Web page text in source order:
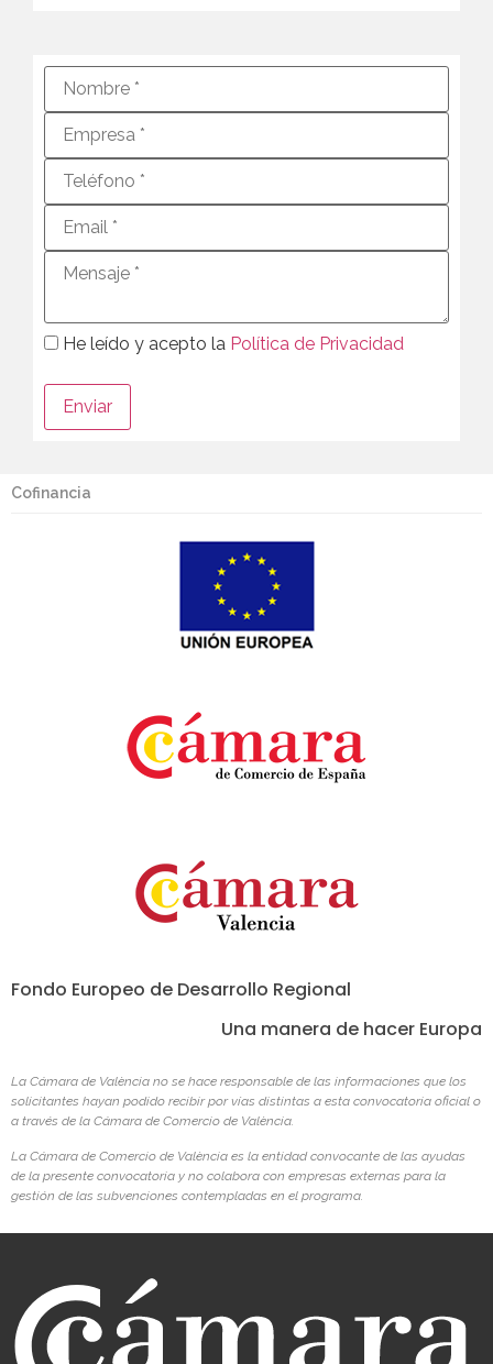
He leído y acepto la Política de Privacidad
Cofinancia
Fondo Europeo de Desarrollo Regional
Una manera de hacer Europa
La Cámara de València no se hace responsable de las informaciones que los
solicitantes hayan podido recibir por vías distintas a esta convocatoria oficial o
a través de la Cámara de Comercio de València.
La Cámara de Comercio de València es la entidad convocante de las ayudas
de la presente convocatoria y no colabora con empresas externas para la
gestión de las subvenciones contempladas en el programa.